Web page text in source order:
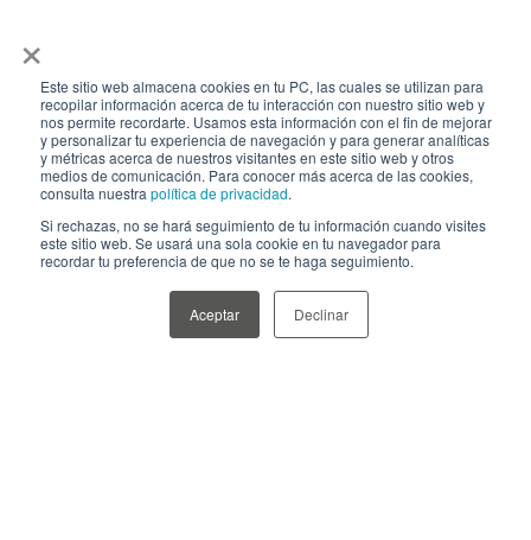
×
Este sitio web almacena cookies en tu PC, las cuales se utilizan para
recopilar información acerca de tu interacción con nuestro sitio web y
nos permite recordarte. Usamos esta información con el fin de mejorar
y personalizar tu experiencia de navegación y para generar analíticas
y métricas acerca de nuestros visitantes en este sitio web y otros
medios de comunicación. Para conocer más acerca de las cookies,
consulta nuestra política de privacidad.
Si rechazas, no se hará seguimiento de tu información cuando visites
este sitio web. Se usará una sola cookie en tu navegador para
recordar tu preferencia de que no se te haga seguimiento.
Aceptar Declinar
Nuestras soluciones se adaptan
100% a tus necesidades.
Contactate para conocer
nuestra oferta de servicio.